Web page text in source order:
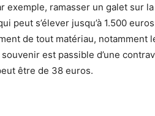
exemple, ramasser un galet sur
peut s’élever jusqu’à 1.500
de tout matériau, notamment
est passible d’une
être de 38 euros.